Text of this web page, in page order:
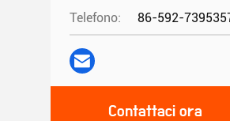
Telefono: 86-592-
Contattaci ora